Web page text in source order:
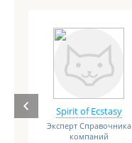
Spirit of Ecstasy
Эксперт Справочника
компаний